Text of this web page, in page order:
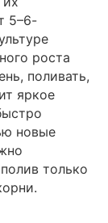
5–6-
роста
поливать,
яркое
новые
только